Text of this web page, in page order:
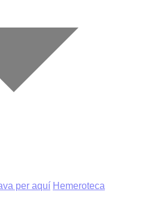
per aquí Hemeroteca